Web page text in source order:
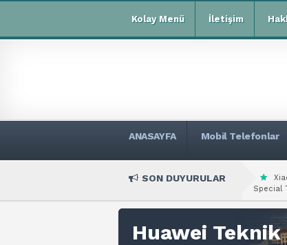
Kolay Menü İletişim
ANASAYFA Mobil Telefonlar
SON DUYURULAR
Special
Huawei